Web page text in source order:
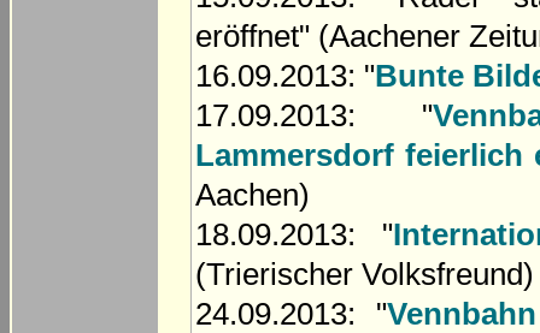
eröffnet" (Aachener
16.09.2013: "Bunte
17.09.2013: "
Lammersdorf feierlich
Aachen)
18.09.2013: "
(Trierischer Volksfreund)
24.09.2013: "